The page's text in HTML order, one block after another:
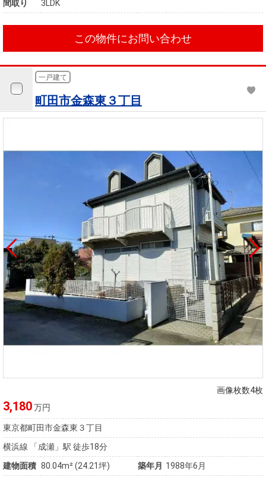
間取り
3LDK
この物件にお問い合わせ
一戸建て
町田市金森東３丁目
画像枚数4枚
3,180万円
東京都町田市金森東３丁目
横浜線 「成瀬」駅 徒歩18分
建物面積 80.04m² (24.21坪) 築年月
1988年6月